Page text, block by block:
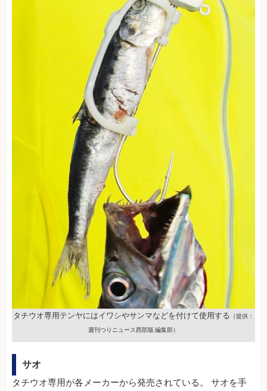
タチウオ専用テンヤにはイワシやサンマなどを付けて使用する （提供：
週刊つりニュース西部版 編集部）
サオ
タチウオ専用が各メーカーから発売されている。 サオを手